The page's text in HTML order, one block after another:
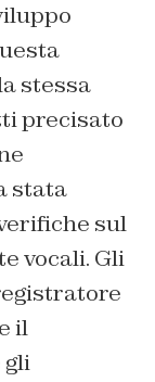
stessa
precisato
stata
sul
vocali. Gli
il
gli